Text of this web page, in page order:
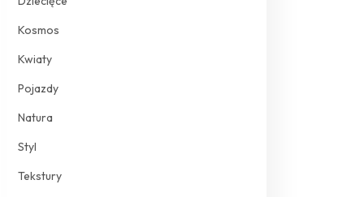
Kosmos
Kwiaty
Pojazdy
Natura
Styl
Tekstury